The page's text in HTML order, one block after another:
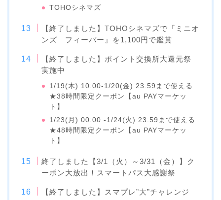
TOHOシネマズ
【終了しました】TOHOシネマズで『ミニオ
ンズ フィーバー』を1,100円で鑑賞
【終了しました】ポイント交換所大還元祭
実施中
1/19(木) 10:00-1/20(金) 23:59まで使える
★38時間限定クーポン【au PAYマーケッ
ト】
1/23(月) 00:00 -1/24(火) 23:59まで使える
★48時間限定クーポン【au PAYマーケッ
ト】
終了しました【3/1（火）～3/31（金）】ク
ーポン大放出！スマートパス大感謝祭
【終了しました】スマプレ”大”チャレンジ